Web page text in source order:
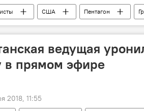
США Пентагон
ведущая
в прямом эфире
2018, 11:55